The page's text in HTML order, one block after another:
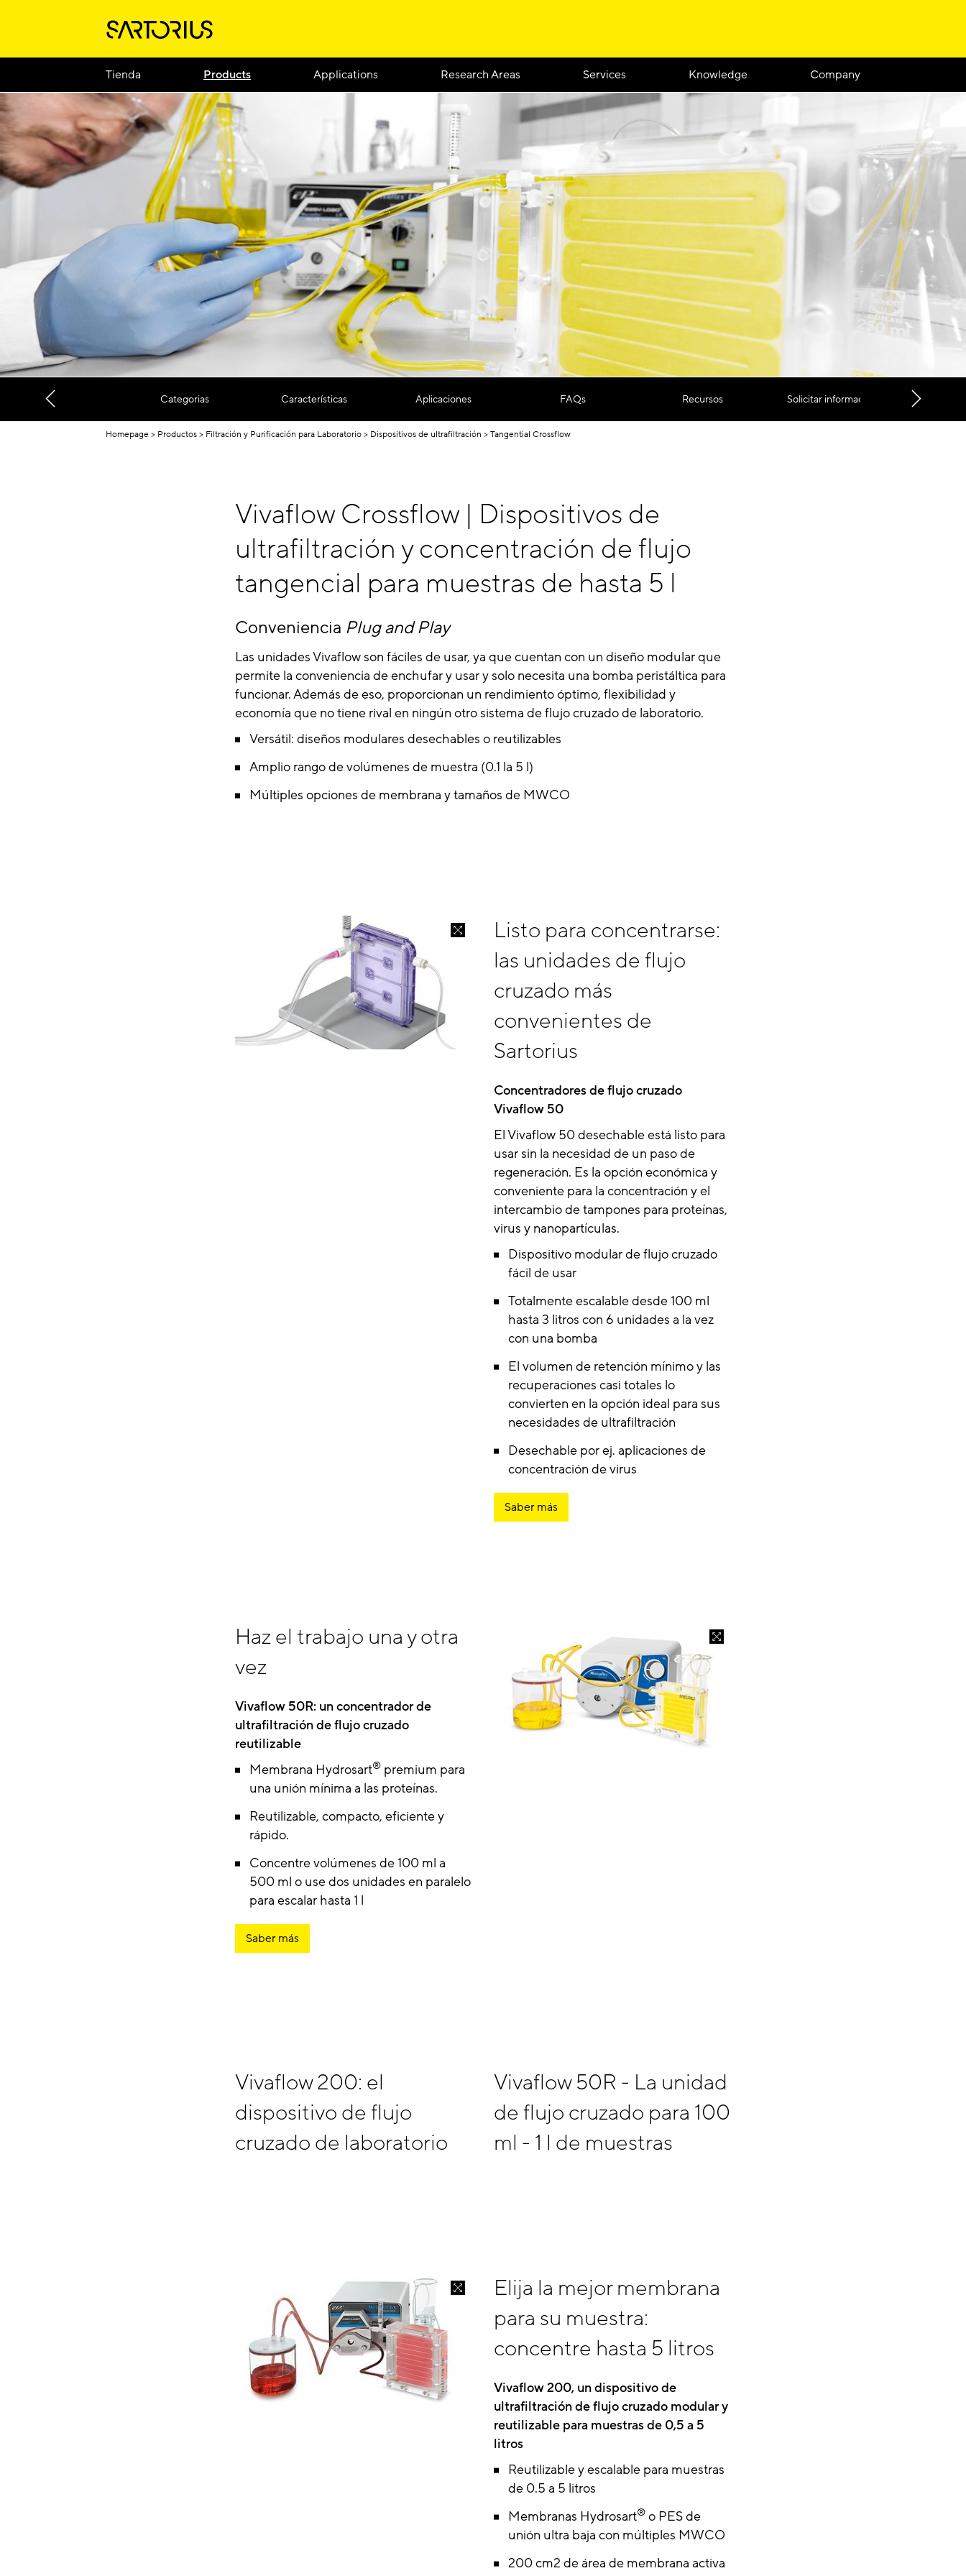
Tienda Products Applications Research Areas Services Knowledge Company
Categorias Características Aplicaciones FAQs Recursos Solicitar información
Homepage Productos Filtración y Purificación para Laboratorio Dispositivos de ultrafiltración Tangential Crossflow
Vivaflow Crossflow | Dispositivos de
ultrafiltración y concentración de flujo
tangencial para muestras de hasta 5 l
Conveniencia Plug and Play
Las unidades Vivaflow son fáciles de usar, ya que cuentan con un diseño modular que
permite la conveniencia de enchufar y usar y solo necesita una bomba peristáltica para
funcionar. Además de eso, proporcionan un rendimiento óptimo, flexibilidad y
economía que no tiene rival en ningún otro sistema de flujo cruzado de laboratorio.
Versátil: diseños modulares desechables o reutilizables
Amplio rango de volúmenes de muestra (0.1 la 5 l)
Múltiples opciones de membrana y tamaños de MWCO
Listo para concentrarse:
las unidades de flujo
cruzado más
convenientes de
Sartorius
Concentradores de flujo cruzado
Vivaflow 50
El Vivaflow 50 desechable está listo para
usar sin la necesidad de un paso de
regeneración. Es la opción económica y
conveniente para la concentración y el
intercambio de tampones para proteínas,
virus y nanopartículas.
Dispositivo modular de flujo cruzado
fácil de usar
Totalmente escalable desde 100 ml
hasta 3 litros con 6 unidades a la vez
con una bomba
El volumen de retención mínimo y las
recuperaciones casi totales lo
convierten en la opción ideal para sus
necesidades de ultrafiltración
Desechable por ej. aplicaciones de
concentración de virus
Saber más
Haz el trabajo una y otra
vez
Vivaflow 50R: un concentrador de
ultrafiltración de flujo cruzado
reutilizable
Membrana Hydrosart® premium para
una unión mínima a las proteínas.
Reutilizable, compacto, eficiente y
rápido.
Concentre volúmenes de 100 ml a
500 ml o use dos unidades en paralelo
para escalar hasta 1 l
Saber más
Vivaflow 200: el
dispositivo de flujo
cruzado de laboratorio
Vivaflow 50R - La unidad
de flujo cruzado para 100
ml - 1 l de muestras
Elija la mejor membrana
para su muestra:
concentre hasta 5 litros
Vivaflow 200, un dispositivo de
ultrafiltración de flujo cruzado modular y
reutilizable para muestras de 0,5 a 5
litros
Reutilizable y escalable para muestras
de 0.5 a 5 litros
Membranas Hydrosart® o PES de
unión ultra baja con múltiples MWCO
200 cm2 de área de membrana activa